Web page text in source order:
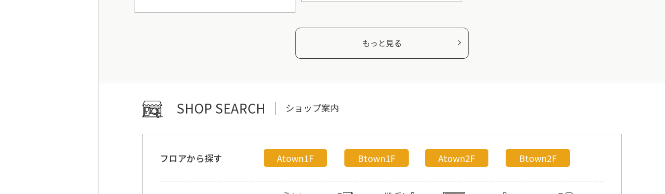
もっと見る
SHOP SEARCH ショップ案内
フロアから探す Atown1F Btown1F Atown2F Btown2F